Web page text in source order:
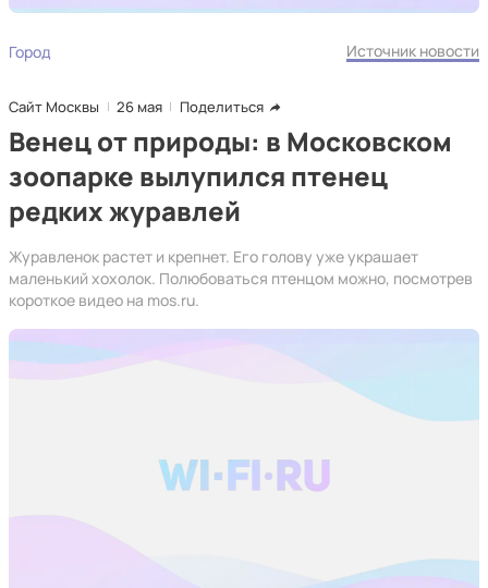
Город Источник новости
Сайт Москвы 26 мая Поделиться
Венец от природы: в Московском
зоопарке вылупился птенец
редких журавлей
Журавленок растет и крепнет. Его голову уже украшает
маленький хохолок. Полюбоваться птенцом можно, посмотрев
короткое видео на mos.ru.